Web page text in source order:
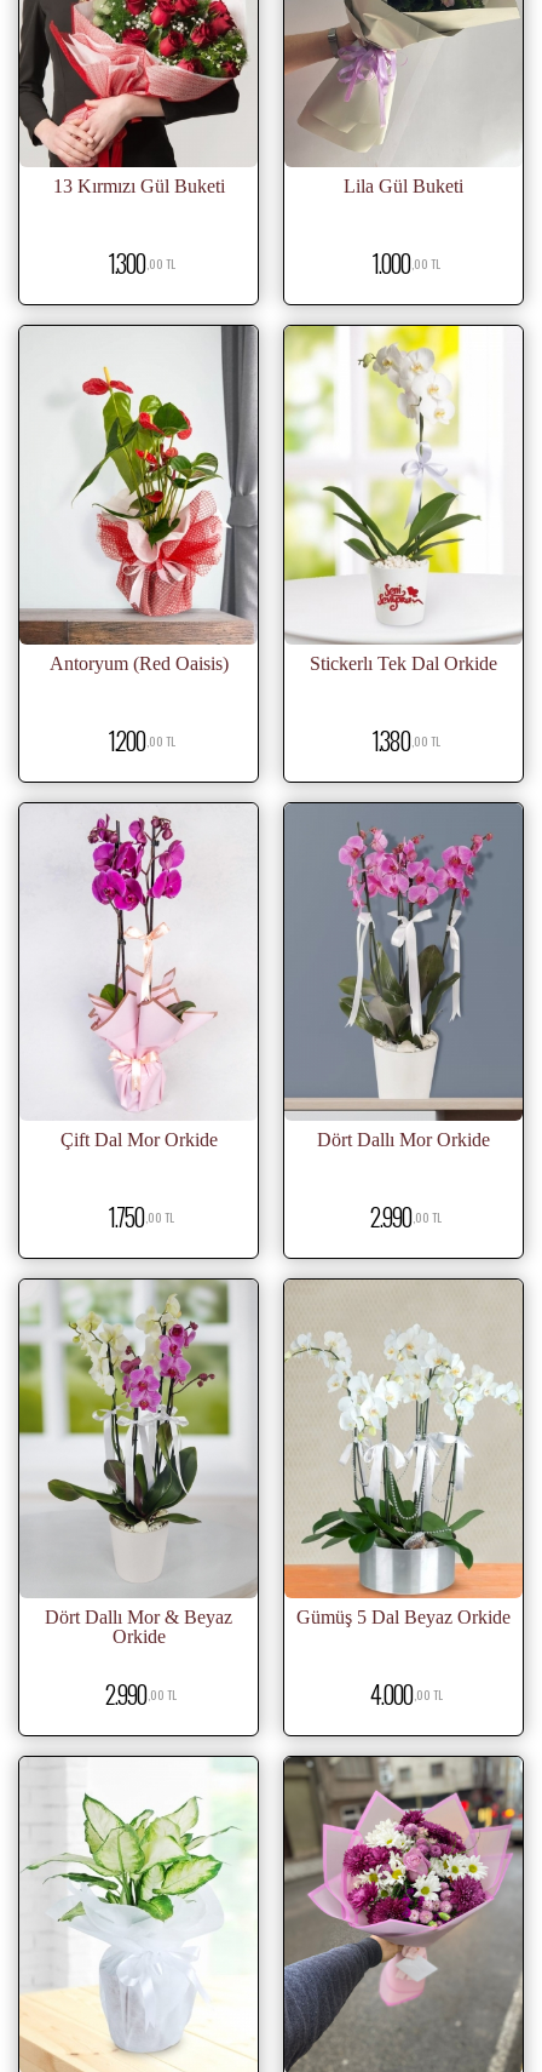
13 Kırmızı Gül Buketi
1.300,00 TL
Lila Gül Buketi
1.000 ,00 TL
Antoryum (Red Oaisis)
1.200,00 TL
Stickerlı Tek Dal Orkide
1.380 ,00 TL
Çift Dal Mor Orkide
1.750 ,00 TL
Dört Dallı Mor Orkide
2.990 ,00 TL
Dört Dallı Mor & Beyaz
Orkide
2.990 ,00 TL
Gümüş 5 Dal Beyaz Orkide
4.000,00 TL